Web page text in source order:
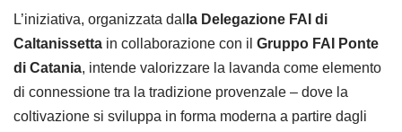
L’iniziativa, organizzata dal la Delegazione FAI di
Caltanissetta in collaborazione con il Gruppo FAI Ponte
di Catania, intende valorizzare la lavanda come elemento
di connessione tra la tradizione provenzale – dove la
coltivazione si sviluppa in forma moderna a partire dagli